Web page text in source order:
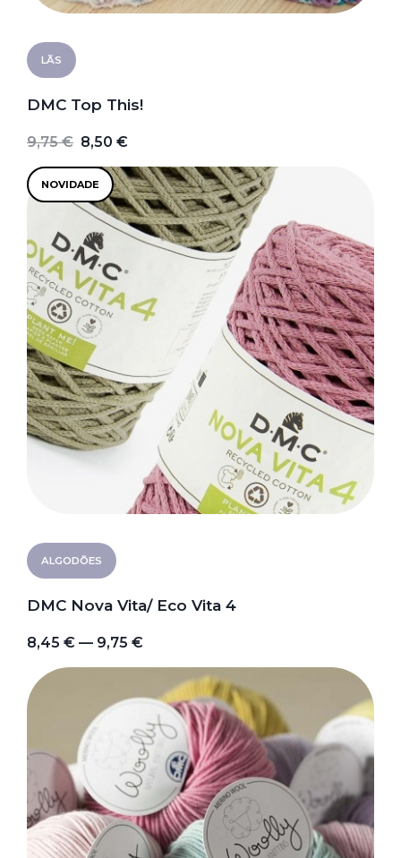
LÃS
DMC Top This!
9,75 € 8,50 €
NOVIDADE
ALGODÕES
DMC Nova Vita/ Eco Vita 4
8,45 € — 9,75 €